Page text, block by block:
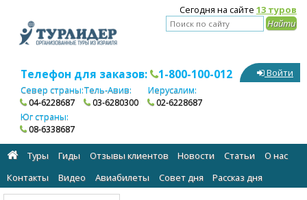
Сегодня на сайте 13 туров
Телефон для заказов: 1-800-100-012
Север страны:
04-6228687
Тель-Авив:
03-6280300
Иерусалим:
02-6228687
Юг страны:
08-6338687
Войти
Туры Гиды Отзывы клиентов Новости Статьи
О нас
Контакты
Видео Авиабилеты Cовет дня Рассказ дня